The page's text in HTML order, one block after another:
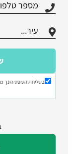
בשליחת הטופס